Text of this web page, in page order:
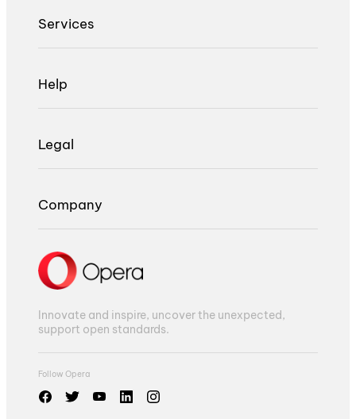
Services
Help
Legal
Company
Innovate and inspire, uncover the unexpected,
support open standards.
Follow Opera